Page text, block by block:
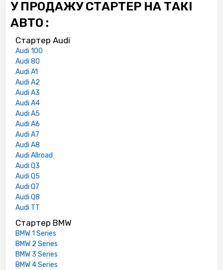
У ПРОДАЖУ СТАРТЕР НА ТАКІ
АВТО :
Стартер Audi
Audi 100
Audi 80
Audi A1
Audi A2
Audi A3
Audi A4
Audi A5
Audi A6
Audi A7
Audi A8
Audi Allroad
Audi Q3
Audi Q5
Audi Q7
Audi Q8
Audi TT
Стартер BMW
BMW 1 Series
BMW 2 Series
BMW 3 Series
BMW 4 Series